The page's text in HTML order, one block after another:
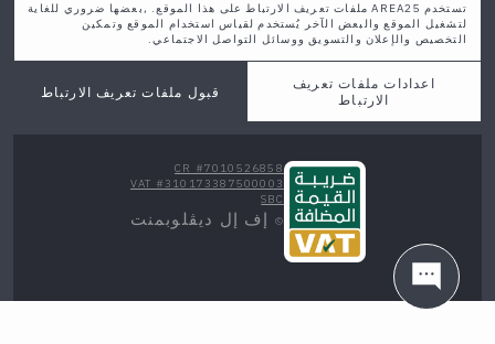
تستخدم AREA25 ملفات تعريف الارتباط على هذا الموقع. ,بعضها ضروري للغاية
لتشغيل الموقع والبعض الآخر يُستخدم لقياس استخدام الموقع وتمكين
التخصيص والإعلان والتسويق ووسائل التواصل الاجتماعي.
اعدادات ملفات تعريف
الارتباط
قبول ملفات تعريف الارتباط
من نحن
فروعنا
الاسئلة الشائعة
مدونة
معلومات التوصيل والتخزين
خدمات التصميم
الشروط والأحكام
سياسة الاستبدال و الاسترجاع
CR #7010526858
VAT #310173387500003
SBC
©
إف إل ديڤلوبمنت